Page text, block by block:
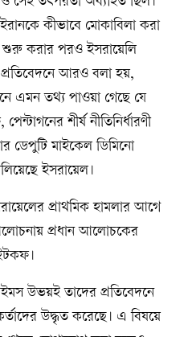
কীভাবে মোকাবিলা করা
শুরু করার পরও ইসরায়েলি
আরও বলা হয়,
এমন তথ্য পাওয়া গেছে যে
শীর্ষ নীতিনির্ধারণী
ডেপুটি মাইকেল ডিমিনো
ইসরায়েল।
প্রাথমিক হামলার আগে
প্রধান আলোচকের
উভয়ই তাদের প্রতিবেদনে
উদ্ধৃত করেছে। এ বিষয়ে